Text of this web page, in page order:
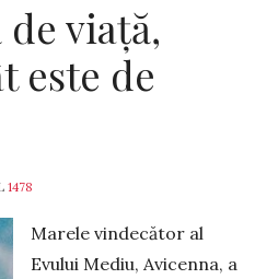
viață,
este de
1478
Marele vindecător al
Evului Mediu, Avicenna, a